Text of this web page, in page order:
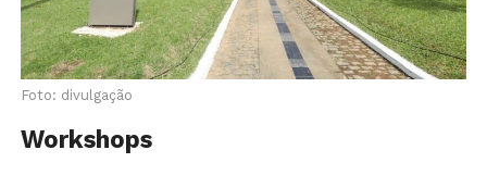
Foto: divulgação
Workshops